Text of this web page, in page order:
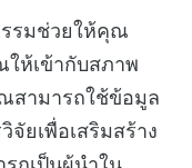
รมช่วยให้คุณ
ห้เข้ากับสภาพ
สามารถใช้ข้อมูล
ยเพื่อเสริมสร้าง